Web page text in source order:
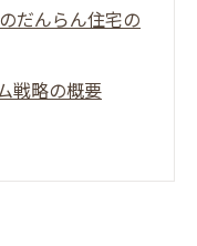
だんらん住宅の
戦略の概要
プ